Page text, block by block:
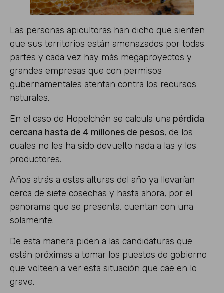
Las personas apicultoras han dicho que sienten
que sus territorios están amenazados por todas
partes y cada vez hay más megaproyectos y
grandes empresas que con permisos
gubernamentales atentan contra los recursos
naturales.
En el caso de Hopelchén se calcula una pérdida
cercana hasta de 4 millones de pesos, de los
cuales no les ha sido devuelto nada a las y los
productores.
Años atrás a estas alturas del año ya llevarían
cerca de siete cosechas y hasta ahora, por el
panorama que se presenta, cuentan con una
solamente.
De esta manera piden a las candidaturas que
están próximas a tomar los puestos de gobierno
que volteen a ver esta situación que cae en lo
grave.